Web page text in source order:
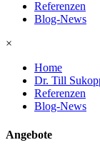
Referenzen
Blog-News
×
Home
Dr. Till
Referenzen
Blog-News
Angebote